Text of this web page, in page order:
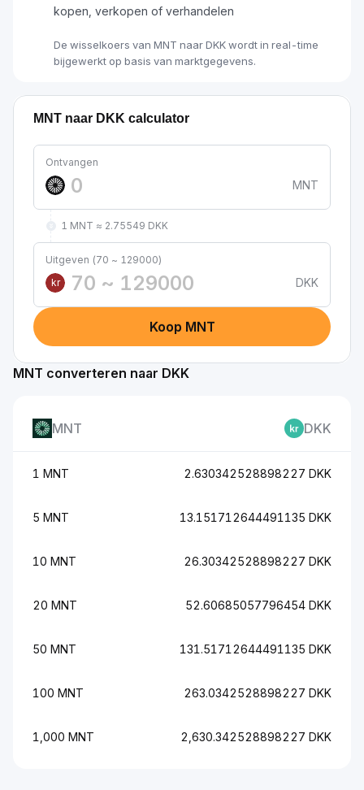
kopen, verkopen of verhandelen
De wisselkoers van MNT naar DKK wordt in real-time
bijgewerkt op basis van marktgegevens.
MNT naar DKK calculator
Ontvangen
MNT
1 MNT ≈ 2.75549 DKK
Uitgeven (70 ~ 129000)
kr
DKK
Koop MNT
MNT converteren naar DKK
MNT DKK
1 MNT 2.630342528898227 DKK
5 MNT 13.151712644491135 DKK
10 MNT 26.30342528898227 DKK
20 MNT 52.60685057796454 DKK
50 MNT 131.51712644491135 DKK
100 MNT 263.0342528898227 DKK
1,000 MNT 2,630.342528898227 DKK